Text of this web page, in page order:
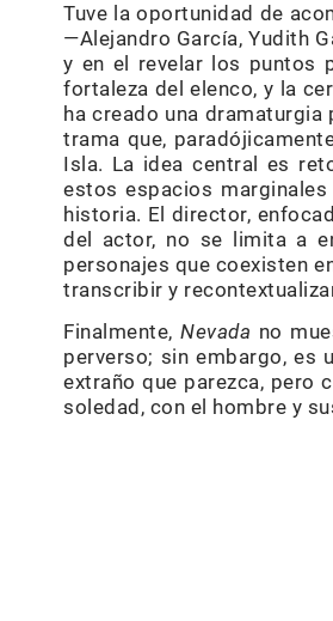
Tuve la oportunidad de
—Alejandro García, Yudith
y en el revelar los puntos
fortaleza del elenco, y la
ha creado una
trama que,
Isla. La idea central es
estos espacios
historia. El director,
del actor, no se limita a
personajes que coexisten
transcribir y
Finalmente,Nevada no
perverso; sin embargo, es
extraño que parezca, pero
soledad, con el hombre y